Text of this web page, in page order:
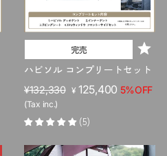
完売
ハビソル コンプリートセット
販
売
価
格
¥132,330 セ
ル
価
格
¥ 125,400 5%OFF
(Tax inc.)
(5)